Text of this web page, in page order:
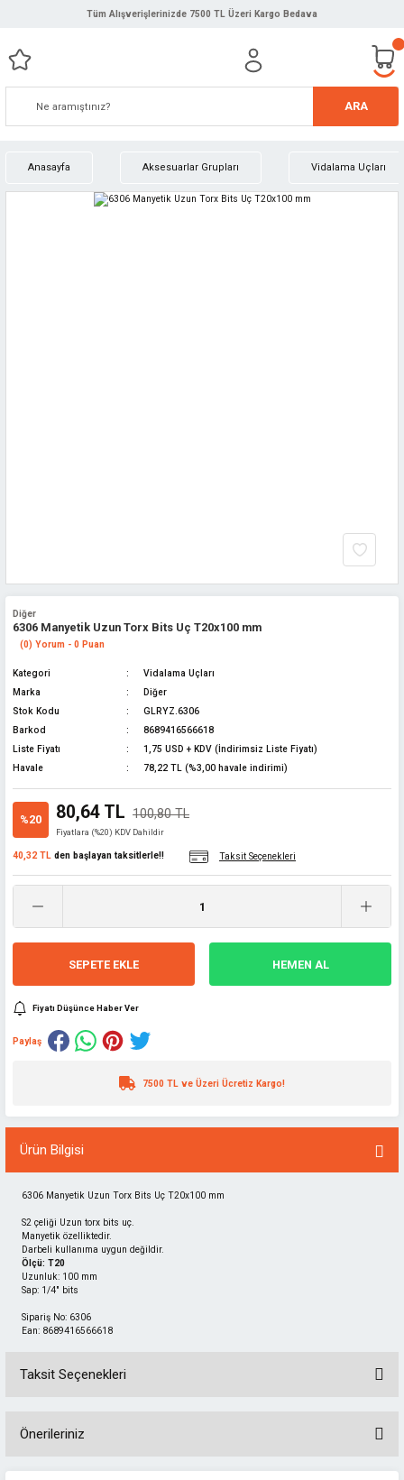
Tüm Alışverişlerinizde 7500 TL Üzeri Kargo Bedava
ARA
Anasayfa Aksesuarlar Grupları Vidalama Uçları
Diğer
6306 Manyetik Uzun Torx Bits Uç T20x100 mm
(0) Yorum - 0 Puan
Kategori
Vidalama Uçları
Marka
Diğer
Stok Kodu
GLRYZ.6306
Barkod
8689416566618
Liste Fiyatı
1,75 USD + KDV (İndirimsiz Liste Fiyatı)
Havale
78,22 TL (%3,00 havale indirimi)
%20 80,64 TL 100,80 TL
Fiyatlara (%20) KDV Dahildir
40,32 TL den başlayan taksitlerle!! Taksit Seçenekleri
SEPETE EKLE HEMEN AL
Fiyatı Düşünce Haber Ver
Paylaş
7500 TL ve Üzeri Ücretiz Kargo!
Ürün Bilgisi
6306 Manyetik Uzun Torx Bits Uç T20x100 mm
S2 çeliği Uzun torx bits uç.
Manyetik özelliktedir.
Darbeli kullanıma uygun değildir.
Ölçü: T20
Uzunluk: 100 mm
Sap: 1/4" bits
Sipariş No: 6306
Ean: 8689416566618
Taksit Seçenekleri
Önerileriniz